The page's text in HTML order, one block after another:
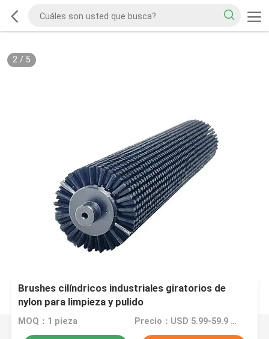
2/ 5
Brushes cilíndricos industriales giratorios de
nylon para limpieza y pulido
MOQ：1 pieza Precio：USD 5.99-59.9 Piece